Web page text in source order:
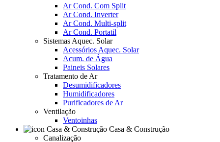
Ar Cond. Com Split
Ar Cond. Inverter
Ar Cond. Multi-split
Ar Cond. Portatil
Sistemas Aquec. Solar
Acessórios Aquec. Solar
Acum. de Água
Paineis Solares
Tratamento de Ar
Desumidificadores
Humidificadores
Purificadores de Ar
Ventilação
Ventoinhas
Casa & Construção
Canalização